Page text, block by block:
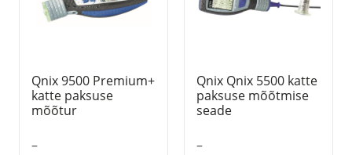
Qnix 9500 Premium+
katte paksuse
mõõtur
–
Qnix Qnix 5500 katte
paksuse mõõtmise
seade
–